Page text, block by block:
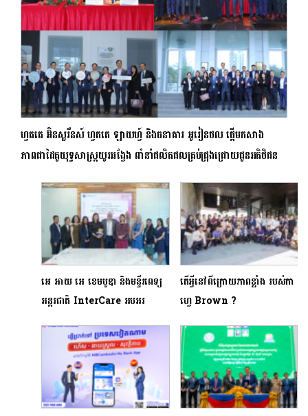
ហ្វតតេ អ៊ិនសួរឹនស៍ ហ្វតតេ ឡាយហ្វ៍ និងធនាគារ អូរៀនថល ផ្តើមកសាង
ភាពជាដៃគូយុទ្ធសាស្ត្រយូរអង្វែង ពាំនាំផលិតផលគ្រប់ជ្រុងជ្រោយជូនអតិថិជន
អេ អាយ អេ ខេមបូឌា និងមន្ទីរពេទ្យ
អន្តរជាតិ InterCare អបអរ
ដឹងអំពីជំងឺមហារីកសុដន់ AIA Fit
For Hope 2024
តើអ្វីនៅពីក្រោយភាពខ្លាំង របស់កា
ហ្វេ Brown ?